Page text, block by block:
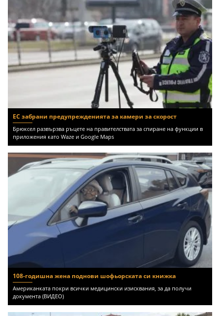
ЕС забрани предупрежденията за камери за скорост
Брюксел развързва ръцете на правителствата за спиране на функции в
приложения като Waze и Google Maps
108-годишна жена поднови шофьорската си книжка
Американката покри всички медицински изисквания, за да получи
документа (ВИДЕО)